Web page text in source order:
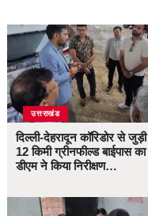
उत्तराखंड
दिल्ली-देहरादून कॉरिडोर से जुड़ी
12 किमी ग्रीनफील्ड बाईपास का
डीएम ने किया निरीक्षण…